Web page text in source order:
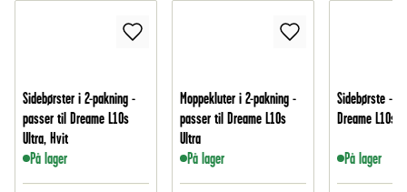
Sidebørster i 2-pakning -
passer til Dreame L10s
Ultra, Hvit
På lager
Moppekluter i 2-pakning -
passer til Dreame L10s
Ultra
På lager
Sidebørste -
Dreame L10s
På lager